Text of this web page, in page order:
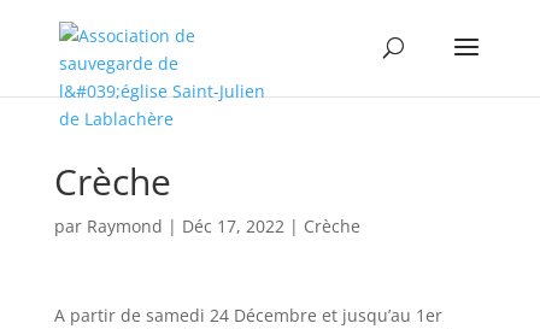
Crèche
par Raymond | Déc 17, 2022| Crèche
A partir de samedi 24 Décembre et jusqu’au 1er